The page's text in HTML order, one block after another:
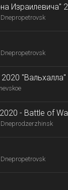
Израилевича"
"Вальхалла"
- Battle of